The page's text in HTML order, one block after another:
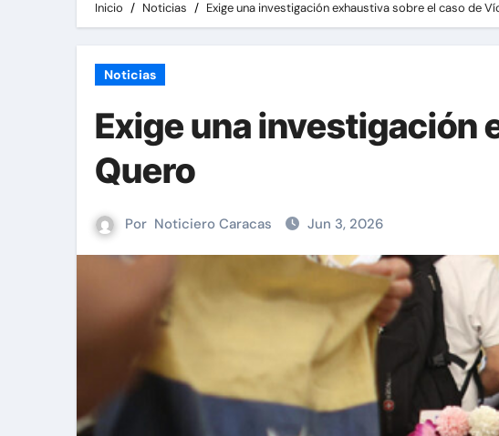
Inicio Noticias Exige una investigación exhaustiva sobre el caso de
Noticias
Exige una investigación
Quero
Por Noticiero Caracas Jun 3, 2026